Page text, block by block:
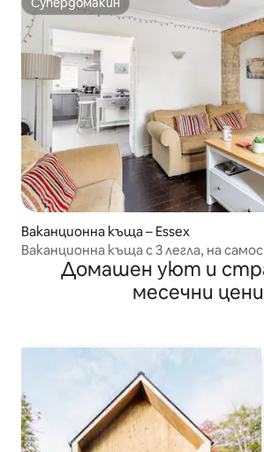
Супердомакин
Ваканционна къща – Essex
Ваканционна къща с 3 легла, на
спокойна алея.
Домашен уют и
месечни цени